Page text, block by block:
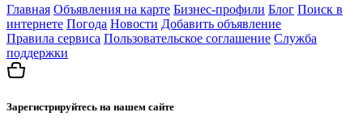
Главная Объявления на карте Бизнес-профили Блог Поиск в
интернете Погода Новости Добавить объявление
Правила сервиса Пользовательское соглашение Служба
поддержки
Зарегистрируйтесь на нашем сайте